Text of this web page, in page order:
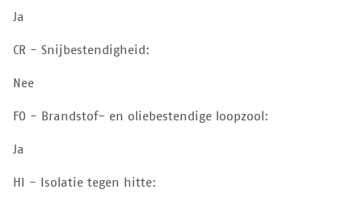
Ja
CR - Snijbestendigheid:
Nee
FO - Brandstof- en oliebestendige loopzool:
Ja
HI - Isolatie tegen hitte: